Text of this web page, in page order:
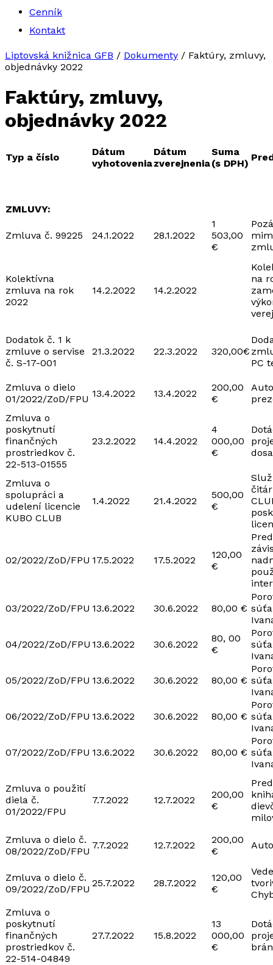
Cenník
Kontakt
Liptovská knižnica GFB / Dokumenty / Faktúry, zmluvy,
objednávky 2022
Faktúry, zmluvy,
objednávky 2022
Typ a číslo
Dátum
vyhotovenia
Dátum
zverejnenia
Suma
(s DPH)
ZMLUVY:
Zmluva č. 99225 24.1.2022 28.1.2022
1
503,00
€
Kolektívna
zmluva na rok
2022
14.2.2022 14.2.2022
na
Dodatok č. 1 k
zmluve o servise
č. S-17-001
21.3.2022 22.3.2022 320,00€
PC
Zmluva o dielo
01/2022/ZoD/FPU 13.4.2022 13.4.2022
200,00
€
Zmluva o
poskytnutí
finančných
prostriedkov č.
22-513-01555
23.2.2022 14.4.2022
4
000,00
€
Zmluva o
spolupráci a
udelení licencie
KUBO CLUB
1.4.2022 21.4.2022
500,00
€
02/2022/ZoD/FPU 17.5.2022 17.5.2022
120,00
€
03/2022/ZoD/FPU 13.6.2022 30.6.2022 80,00 €
04/2022/ZoD/FPU 13.6.2022 30.6.2022
80, 00
€
05/2022/ZoD/FPU 13.6.2022 30.6.2022 80,00 €
06/2022/ZoD/FPU 13.6.2022 30.6.2022 80,00 €
07/2022/ZoD/FPU 13.6.2022 30.6.2022 80,00 €
Zmluva o použití
diela č.
01/2022/FPU
7.7.2022 12.7.2022
200,00
€
Zmluva o dielo č.
08/2022/ZoD/FPU
7.7.2022 12.7.2022
200,00
€
Zmluva o dielo č.
09/2022/ZoD/FPU
25.7.2022 28.7.2022
120,00
€
Zmluva o
poskytnutí
finančných
prostriedkov č.
22-514-04849
27.7.2022 15.8.2022
13
000,00
€